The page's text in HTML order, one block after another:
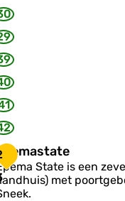
State is een
met